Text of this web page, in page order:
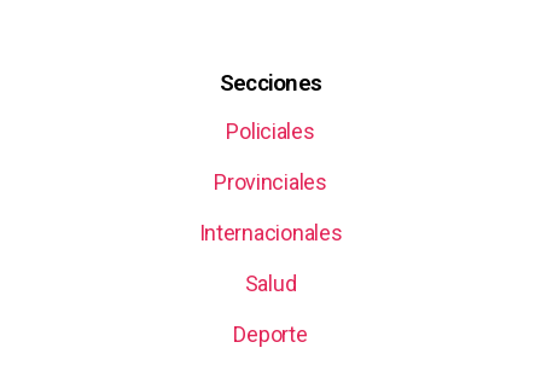
Secciones
Policiales
Provinciales
Internacionales
Salud
Deporte